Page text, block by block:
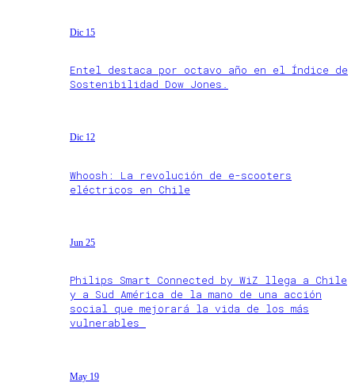
Dic 15
Entel destaca por octavo año en el Índice de
Sostenibilidad Dow Jones.
Dic 12
Whoosh: La revolución de e-scooters
eléctricos en Chile
Jun 25
Philips Smart Connected by WiZ llega a Chile
y a Sud América de la mano de una acción
social que mejorará la vida de los más
vulnerables
May 19